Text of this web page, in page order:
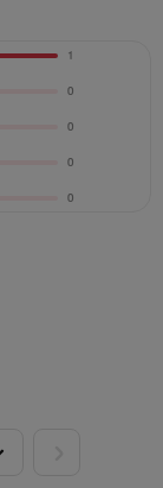
1
0
0
0
0